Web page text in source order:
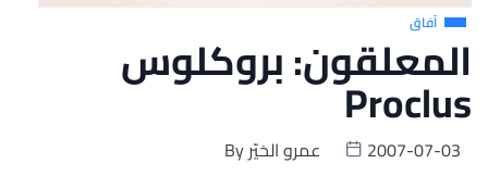
آفاق
المعلقون: بروكلوس
Proclus
Byعمرو الخيّر
2007-07-03